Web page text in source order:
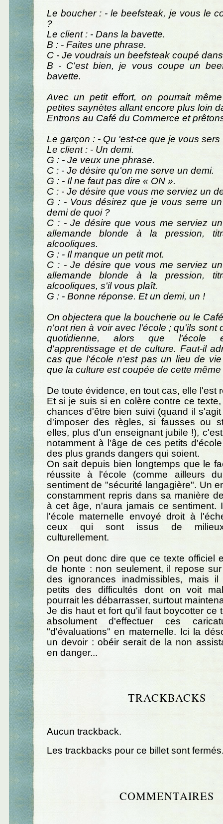
Le boucher : - le beefsteak, je vous le
?
Le client : - Dans la bavette.
B : - Faites une phrase.
C - Je voudrais un beefsteak coupé
B - C'est bien, je vous coupe un
bavette.
Avec un petit effort, on pourrait
petites saynètes allant encore plus loin
Entrons au Café du Commerce et
Le garçon : - Qu 'est-ce que je vous sers
Le client : - Un demi.
G : - Je veux une phrase.
C : - Je désire qu'on me serve un demi.
G : - Il ne faut pas dire « ON ».
C : - Je désire que vous me serviez un
G : - Vous désirez que je vous serre
demi de quoi ?
C : - Je désire que vous me serviez
allemande blonde à la pression,
alcooliques.
G : - Il manque un petit mot.
C : - Je désire que vous me serviez
allemande blonde à la pression,
alcooliques, s'il vous plaît.
G : - Bonne réponse. Et un demi, un !
On objectera que la boucherie ou le
n'ont rien à voir avec l'école ; qu'ils sont
quotidienne, alors que
d'apprentissage et de culture. Faut-il
cas que l'école n'est pas un lieu de
que la culture est coupée de cette même
De toute évidence, en tout cas, elle l'est
Et si je suis si en colère contre ce
chances d'être bien suivi (quand il
d'imposer des règles, si fausses ou
elles, plus d'un enseignant jubile !),
notamment à l'âge de ces petits
des plus grands dangers qui soient.
On sait depuis bien longtemps que le
réussite à l'école (comme ailleurs
sentiment de "sécurité langagière". Un
constamment repris dans sa manière
à cet âge, n'aura jamais ce sentiment.
l'école maternelle envoyé droit à
ceux qui sont issus de milieux
culturellement.
On peut donc dire que ce texte officiel
de honte : non seulement, il repose
des ignorances inadmissibles, mais
petits des difficultés dont on voit
pourrait les débarrasser, surtout
Je dis haut et fort qu'il faut boycotter ce
absolument d'effectuer ces
"d'évaluations" en maternelle. Ici la
un devoir : obéir serait de la non
en danger...
TRACKBACKS
Aucun trackback.
Les trackbacks pour ce billet sont
COMMENTAIRES